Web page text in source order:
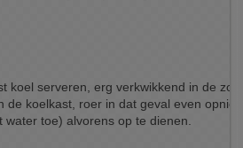
koel serveren, erg verkwikkend in de
de koelkast, roer in dat geval even
water toe) alvorens op te dienen.